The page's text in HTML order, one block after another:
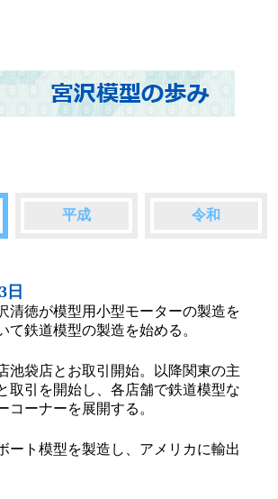
平成 令和
日
清徳が模型用小型モーターの製造を
て鉄道模型の製造を始める。
池袋店とお取引開始。以降関東の主
取引を開始し、各店舗で鉄道模型な
コーナーを展開する。
ート模型を製造し、アメリカに輸出